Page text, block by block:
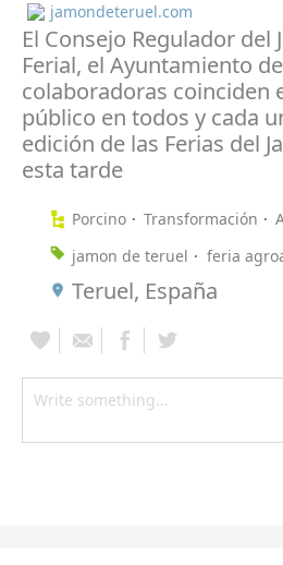
jamondeteruel.com
El Consejo Regulador
Ferial, el Ayuntamiento
colaboradoras coinciden
público en todos y cada
edición de las Ferias del
esta tarde
Porcino Transformación
jamon de teruel
feria
Teruel, España